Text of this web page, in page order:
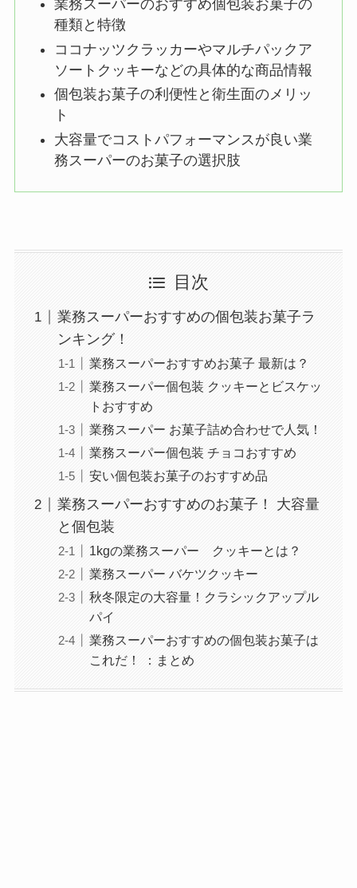
業務スーパーのおすすめ個包装お菓子の
種類と特徴
ココナッツクラッカーやマルチパックア
ソートクッキーなどの具体的な商品情報
個包装お菓子の利便性と衛生面のメリッ
ト
大容量でコストパフォーマンスが良い業
務スーパーのお菓子の選択肢
目次
業務スーパーおすすめの個包装お菓子ラ
ンキング！
業務スーパーおすすめお菓子 最新は？
業務スーパー個包装 クッキーとビスケッ
トおすすめ
業務スーパー お菓子詰め合わせで人気！
業務スーパー個包装 チョコおすすめ
安い個包装お菓子のおすすめ品
業務スーパーおすすめのお菓子！ 大容量
と個包装
1kgの業務スーパー クッキーとは？
業務スーパー バケツクッキー
秋冬限定の大容量！クラシックアップル
パイ
業務スーパーおすすめの個包装お菓子は
これだ！ ：まとめ